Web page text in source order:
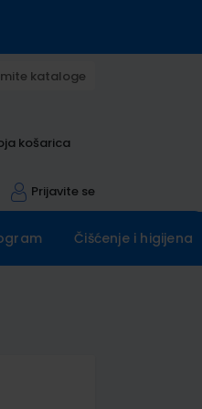
kataloge
košarica
Prijavite se
Čišćenje i higijena